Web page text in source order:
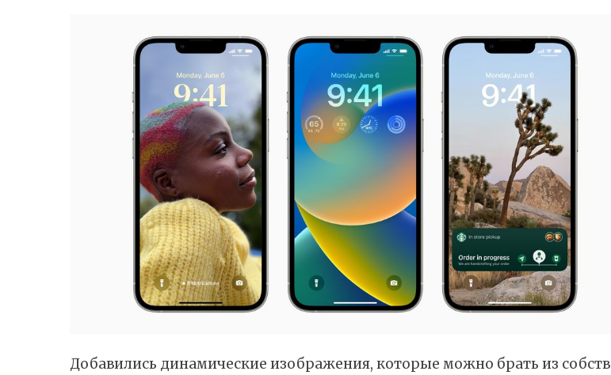
Добавились динамические изображения, которые можно брать из